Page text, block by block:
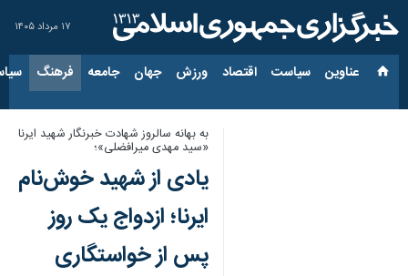
۱۷ مرداد ۱۴۰۵
عناوین‌ سیاست اقتصاد ورزش جهان جامعه فرهنگ
به بهانه سالروز شهادت خبرنگار شهید ایرنا
«سید مهدی میرافضلی»؛
یادی از شهید خوش‌نام
ایرنا؛ ازدواج یک روز
پس از خواستگاری